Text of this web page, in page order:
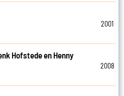
2001
Hofstede en Henny
2008